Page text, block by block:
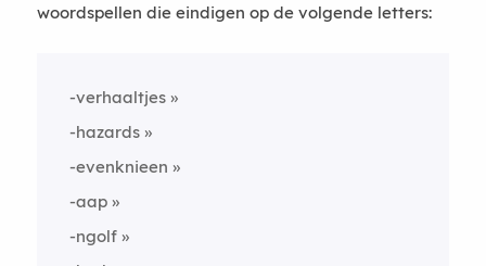
woordspellen die eindigen op de volgende letters:
-verhaaltjes
-hazards
-evenknieen
-aap
-ngolf